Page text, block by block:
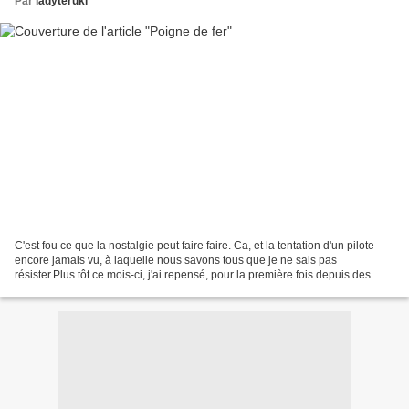
C'est fou ce que la nostalgie peut faire faire. Ca, et la tentation d'un pilote
encore jamais vu, à laquelle nous savons tous que je ne sais pas
résister.Plus tôt ce mois-ci, j'ai repensé, pour la première fois depuis des